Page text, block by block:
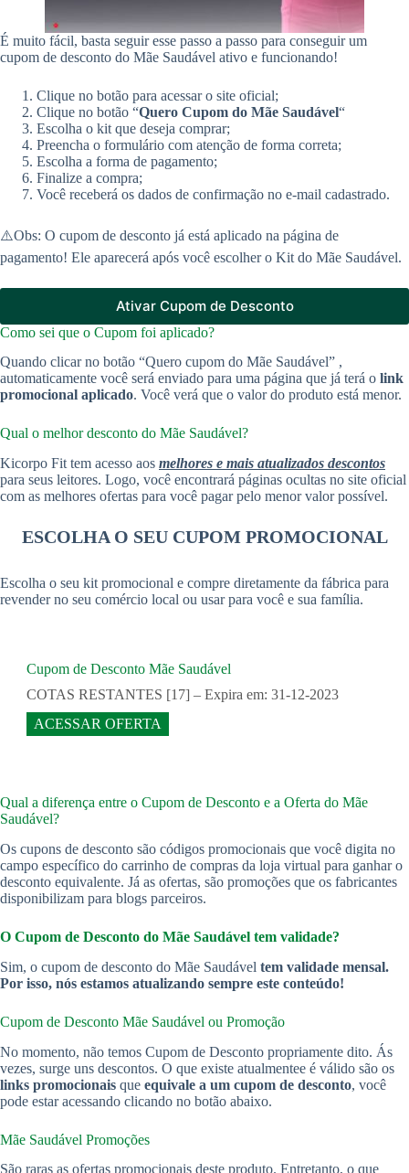
É muito fácil, basta seguir esse passo a passo para conseguir um
cupom de desconto do Mãe Saudável ativo e funcionando!
Clique no botão para acessar o site oficial;
Clique no botão “Quero Cupom do Mãe Saudável“
Escolha o kit que deseja comprar;
Preencha o formulário com atenção de forma correta;
Escolha a forma de pagamento;
Finalize a compra;
Você receberá os dados de confirmação no e-mail cadastrado.
⚠️Obs: O cupom de desconto já está aplicado na página de
pagamento! Ele aparecerá após você escolher o Kit do Mãe Saudável.
Ativar Cupom de Desconto
Como sei que o Cupom foi aplicado?
Quando clicar no botão “Quero cupom do Mãe Saudável” ,
automaticamente você será enviado para uma página que já terá o link
promocional aplicado. Você verá que o valor do produto está menor.
Qual o melhor desconto do Mãe Saudável?
Kicorpo Fit tem acesso aos melhores e mais atualizados descontos
para seus leitores. Logo, você encontrará páginas ocultas no site oficial
com as melhores ofertas para você pagar pelo menor valor possível.
ESCOLHA O SEU CUPOM PROMOCIONAL
Escolha o seu kit promocional e compre diretamente da fábrica para
revender no seu comércio local ou usar para você e sua família.
Cupom de Desconto Mãe Saudável
COTAS RESTANTES [17] – Expira em: 31-12-2023
ACESSAR OFERTA
Qual a diferença entre o Cupom de Desconto e a Oferta do Mãe
Saudável?
Os cupons de desconto são códigos promocionais que você digita no
campo específico do carrinho de compras da loja virtual para ganhar o
desconto equivalente. Já as ofertas, são promoções que os fabricantes
disponibilizam para blogs parceiros.
O Cupom de Desconto do Mãe Saudável tem validade?
Sim, o cupom de desconto do Mãe Saudável tem validade mensal.
Por isso, nós estamos atualizando sempre este conteúdo!
Cupom de Desconto Mãe Saudável ou Promoção
No momento, não temos Cupom de Desconto propriamente dito. Ás
vezes, surge uns descontos. O que existe atualmentee é válido são os
links promocionais que equivale a um cupom de desconto, você
pode estar acessando clicando no botão abaixo.
Mãe Saudável Promoções
São raras as ofertas promocionais deste produto. Entretanto, o que